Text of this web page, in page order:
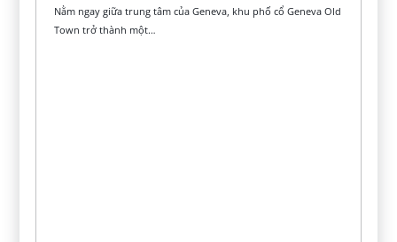
Nằm ngay giữa trung tâm của Geneva, khu phố cổ Geneva Old
Town trở thành một…